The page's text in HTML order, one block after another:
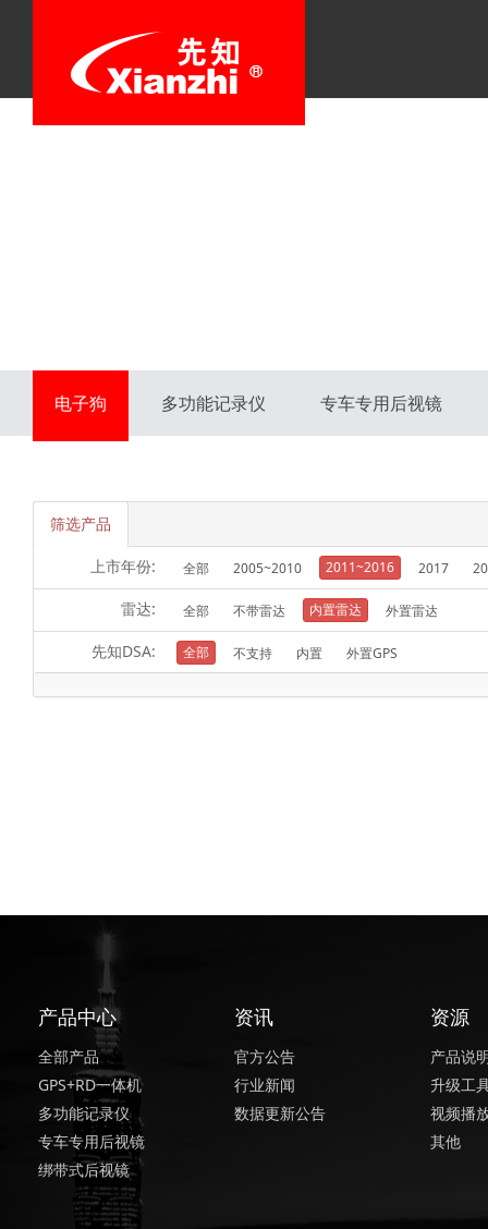
电子狗 多功能记录仪 专车专用后视镜
筛选产品
上市年份: 全部 2005~2010 2011~2016 2017
雷达: 全部 不带雷达 内置雷达 外置雷达
先知DSA: 全部 不支持 内置 外置GPS
产品中心
全部产品
GPS+RD一体机
多功能记录仪
专车专用后视镜
绑带式后视镜
资讯
官方公告
行业新闻
数据更新公告
资源
产品说
升级工
视频播
其他